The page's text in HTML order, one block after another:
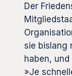
Der
sie bislang
haben,
»Je